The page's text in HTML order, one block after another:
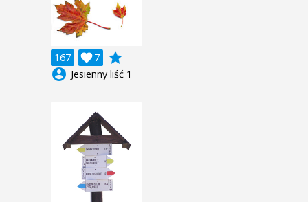
167 7

grade
account_circle Jesienny liść 1